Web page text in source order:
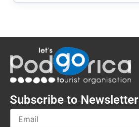
Subscribe to Newsletter